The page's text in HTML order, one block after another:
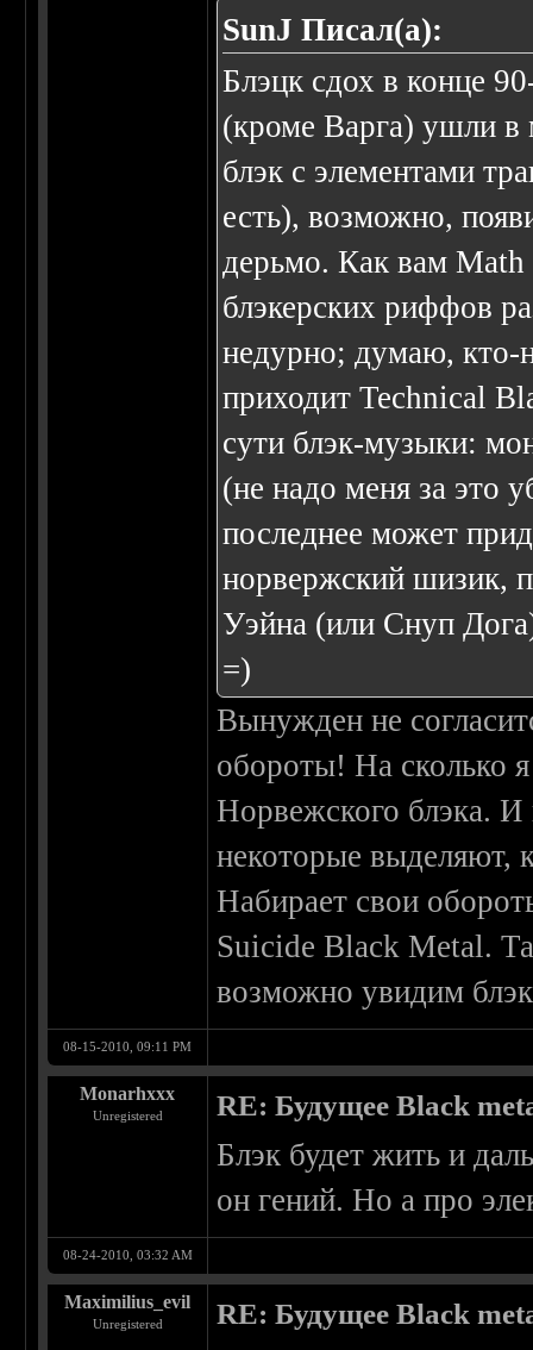
SunJ Писал(а):
Блэцк сдох в конце
(кроме Варга) ушли в
блэк с элементами
есть), возможно,
дерьмо. Как вам
блэкерских риффов
недурно; думаю, кто-
приходит Technical
сути блэк-музыки:
(не надо меня за это
последнее может
норвержский шизик,
Уэйна (или Снуп
=)
Вынужден не
обороты! На сколько
Норвежского блэка.
некоторые выделяют,
Набирает свои
Suicide Black Metal.
возможно увидим
08-15-2010, 09:11 PM
Monarhxxx
Unregistered RE: Будущее Black
Блэк будет жить и
он гений. Но а про
08-24-2010, 03:32 AM
Maximilius_evil
Unregistered RE: Будущее Black